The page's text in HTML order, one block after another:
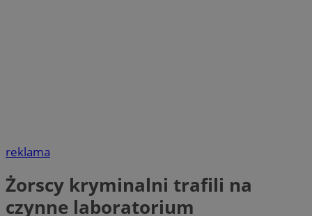
reklama
Żorscy kryminalni trafili na
czynne laboratorium